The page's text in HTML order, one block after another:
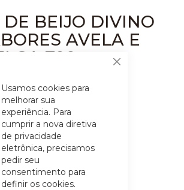
Fechar
Usamos cookies para
melhorar sua
experiência. Para
cumprir a nova diretiva
de privacidade
eletrônica, precisamos
pedir seu
consentimento para
definir os cookies.
DE BEIJO DIVINO
AVELA E
700g
juros